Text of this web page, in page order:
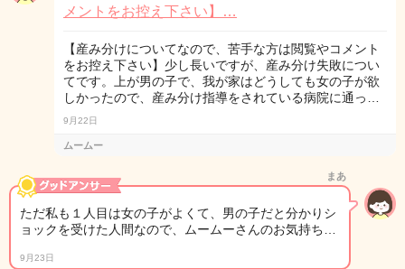
メントをお控え下さい】…
【産み分けについてなので、苦手な方は閲覧やコメント
をお控え下さい】少し長いですが、産み分け失敗につい
てです。上が男の子で、我が家はどうしても女の子が欲
しかったので、産み分け指導をされている病院に通っ…
9月22日
ムームー
まあ
ただ私も１人目は女の子がよくて、男の子だと分かりシ
ョックを受けた人間なので、ムームーさんのお気持ち…
9月23日